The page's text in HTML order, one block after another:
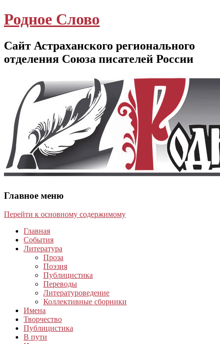
Родное Слово
Сайт Астраханского регионального
отделения Союза писателей России
Главное меню
Перейти к основному содержимому
Главная
События
Литература
Проза
Поэзия
Публицистика
Переводы
Литературоведение
Коллективные сборники
Имена
Творчество
Публицистика
В пути